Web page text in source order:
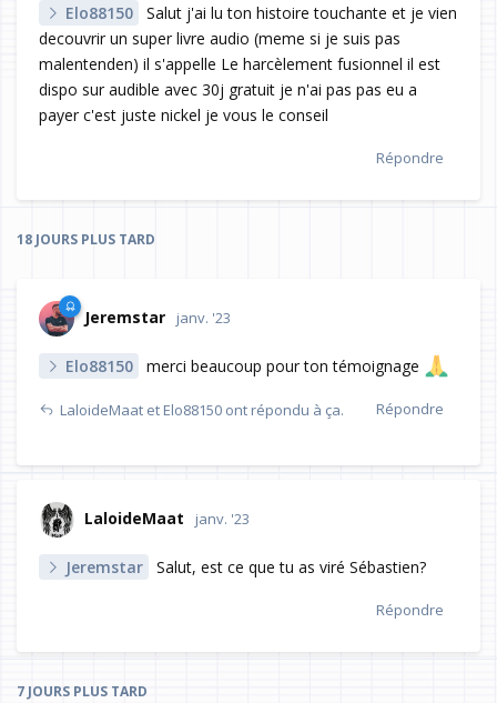
Elo88150
Salut j'ai lu ton histoire touchante et je vien
decouvrir un super livre audio (meme si je suis pas
malentenden) il s'appelle Le harcèlement fusionnel il est
dispo sur audible avec 30j gratuit je n'ai pas pas eu a
payer c'est juste nickel je vous le conseil
Répondre
18 JOURS PLUS TARD
Jeremstar janv. '23
Elo88150 merci beaucoup pour ton témoignage
Répondre
LaloideMaat et Elo88150 ont répondu à ça.
LaloideMaat janv. '23
Jeremstar Salut, est ce que tu as viré Sébastien?
Répondre
7 JOURS PLUS TARD